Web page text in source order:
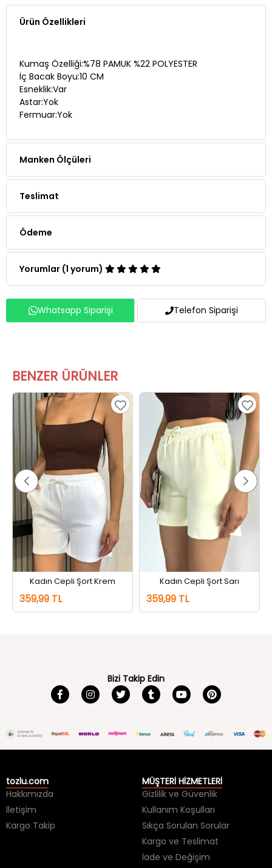
Ürün Özellikleri
Kumaş Özelliği:%78 PAMUK %22 POLYESTER
İç Bacak Boyu:10 CM
Esneklik:Var
Astar:Yok
Fermuar:Yok
Manken Ölçüleri
Teslimat
Ödeme
Yorumlar (1 yorum)
Whatsapp Siparişi Telefon Siparişi
BENZER ÜRÜNLER
Kadın Cepli Şort Krem
359,99 TL
Kadın Cepli Şort Sarı
359,99 TL
Bizi Takip Edin
tozlu.com
Hakkımızda
İletişim
Kargo Takip
MÜŞTERİ HİZMETLERİ
Gizlilik ve Güvenlik
Kullanım Koşulları
Sıkça Sorulan Sorular
Kargo ve Teslimat
İade ve Değişim